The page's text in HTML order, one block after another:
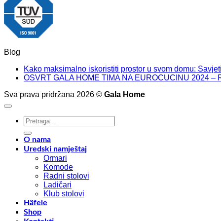
Blog
Kako maksimalno iskoristiti prostor u svom domu:
OSVRT GALA HOME TIMA NA EUROCUCINU 2024 –
Sva prava pridržana 2026 © Gala Home
Pretraži:
O nama
Uredski namještaj
Ormari
Komode
Radni stolovi
Ladičari
Klub stolovi
Häfele
Shop